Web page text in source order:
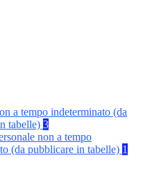
a tempo indeterminato (da
tabelle) 3
non a tempo
(da pubblicare in tabelle) 1